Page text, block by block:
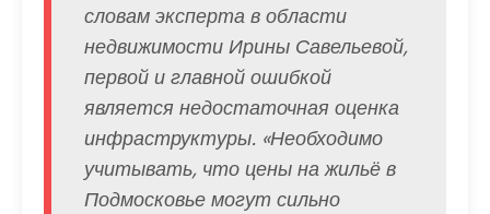
словам эксперта в области
недвижимости Ирины Савельевой,
первой и главной ошибкой
является недостаточная оценка
инфраструктуры. «Необходимо
учитывать, что цены на жильё в
Подмосковье могут сильно